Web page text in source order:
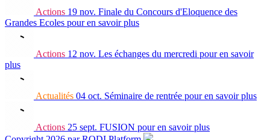
Actions 19 nov. Finale du Concours d'Eloquence des
Grandes Ecoles pour en savoir plus
Actions 12 nov. Les échanges du mercredi pour en savoir
plus
Actualités 04 oct. Séminaire de rentrée pour en savoir plus
Actions 25 sept. FUSION pour en savoir plus